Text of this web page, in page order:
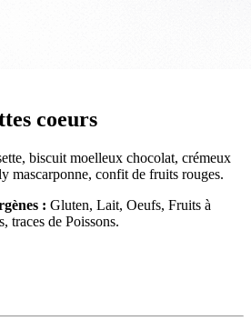
coeurs
biscuit moelleux chocolat, crémeux
mascarponne, confit de fruits rouges.
: Gluten, Lait, Oeufs, Fruits à
traces de Poissons.